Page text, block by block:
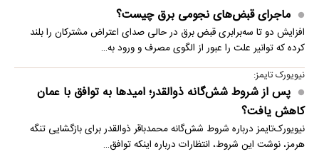
ماجرای قبض‌های نجومی برق چیست؟
افزایش دو تا سه‌برابری قبض برق در حالی صدای اعتراض مشترکان را بلند
کرده که توانیر علت را عبور از الگوی مصرف و ورود به…
نیویورک تایمز:
پس از شروط شش‌گانه ذوالقدر؛ امیدها به توافق با عمان
کاهش یافت؟
نیویورک‌تایمز درباره شروط شش‌گانه محمدباقر ذوالقدر برای بازگشایی تنگه
هرمز، نوشت این شروط، انتظارات درباره اینکه توافق…